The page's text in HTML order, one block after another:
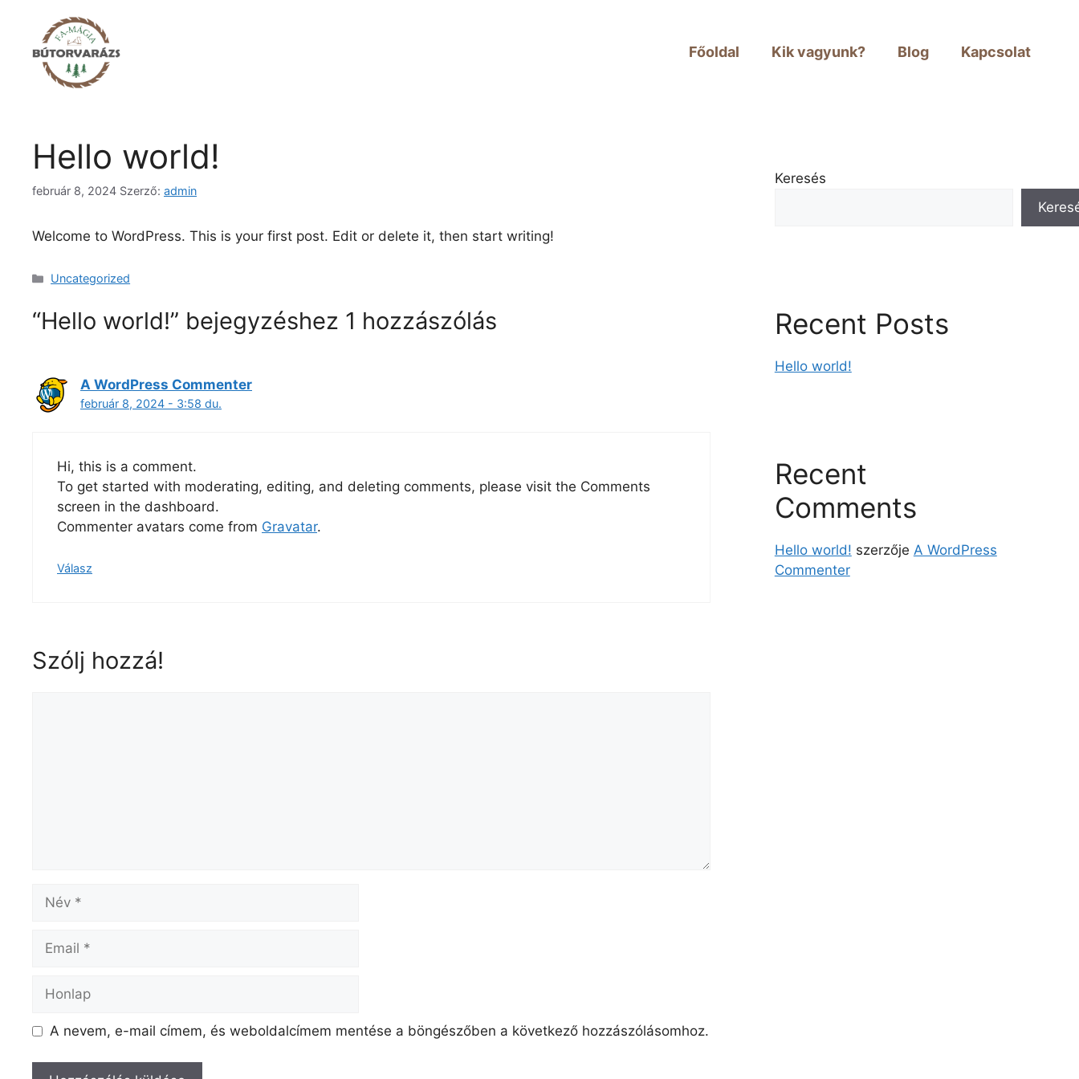
tartalomba
Főoldal Kik vagyunk? Blog Kapcsolat
Hello world!
február 8, 2024 Szerző: admin
Welcome to WordPress. This is your first post. Edit or delete it, then start writing!
Kategória
Uncategorized
“Hello world!” bejegyzéshez 1 hozzászólás
A WordPress Commenter
február 8, 2024 - 3:58 du.
Hi, this is a comment.
To get started with moderating, editing, and deleting comments, please visit the Comments
screen in the dashboard.
Commenter avatars come from Gravatar.
Válasz
Szólj hozzá!
Név
Email
Honlap
A nevem, e-mail címem, és weboldalcímem mentése a böngészőben a következő hozzászólásomhoz.
Keresés
Recent Posts
Hello world!
Recent
Comments
Hello world! szerzője A WordPress
Commenter